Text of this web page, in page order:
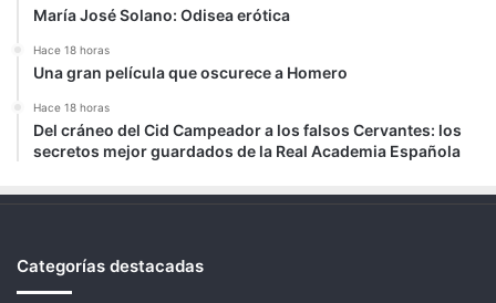
María José Solano: Odisea erótica
Hace 18 horas
Una gran película que oscurece a Homero
Hace 18 horas
Del cráneo del Cid Campeador a los falsos Cervantes: los
secretos mejor guardados de la Real Academia Española
Categorías destacadas